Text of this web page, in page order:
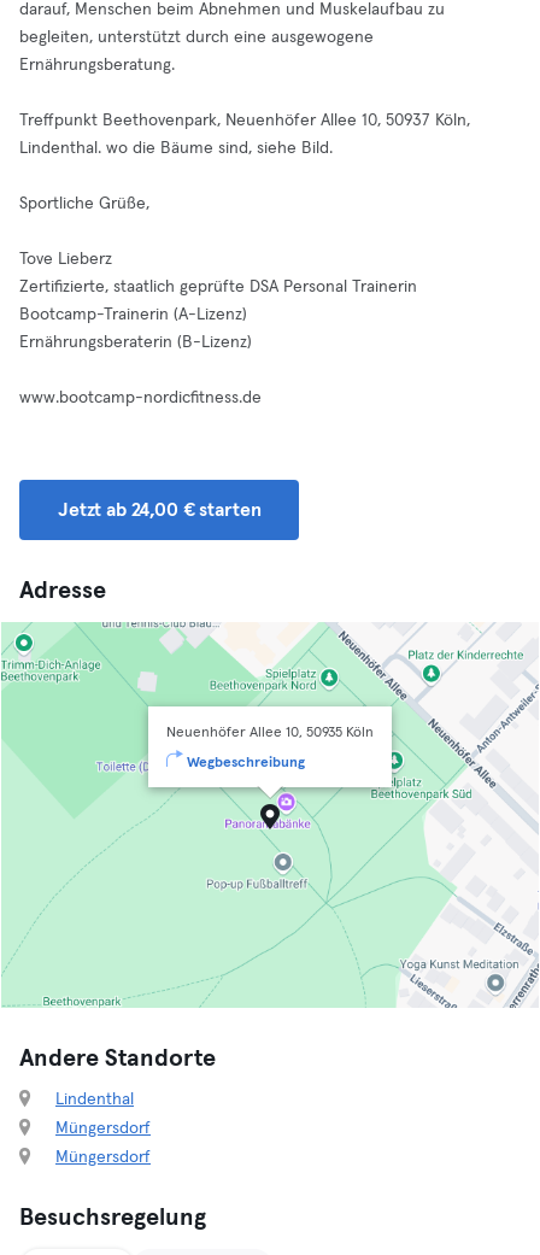
darauf, Menschen beim Abnehmen und Muskelaufbau zu
begleiten, unterstützt durch eine ausgewogene
Ernährungsberatung.
Treffpunkt Beethovenpark, Neuenhöfer Allee 10, 50937 Köln,
Lindenthal. wo die Bäume sind, siehe Bild.
Sportliche Grüße,
Tove Lieberz
Zertifizierte, staatlich geprüfte DSA Personal Trainerin
Bootcamp-Trainerin (A-Lizenz)
Ernährungsberaterin (B-Lizenz)
www.bootcamp-nordicfitness.de
Jetzt ab 24,00 € starten
Adresse
Neuenhöfer Allee 10, 50935 Köln
Wegbeschreibung
Andere Standorte
Lindenthal
Müngersdorf
Müngersdorf
Besuchsregelung